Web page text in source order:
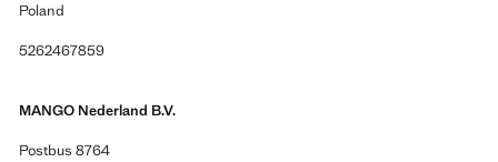
Poland
5262467859
MANGO Nederland B.V.
Postbus 8764